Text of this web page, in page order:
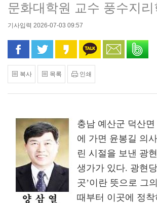
문화대학원 교수 풍수지
기사입력 2026-07-03 09:57
페이스북으로 공유
트위터로 공유카카오 스토리로 공유
카카오톡으로 공
문자로 공
복사 목록 인쇄
충남 예산군 덕산면
에 가면 윤봉길 의
린 시절을 보낸 광
생가가 있다. 광현
곳’이란 뜻으로 그
때부터 이곳에 정